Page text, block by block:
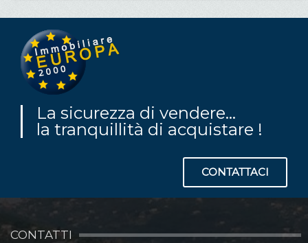
La sicurezza di vendere...
la tranquillità di acquistare !
CONTATTACI
CONTATTI